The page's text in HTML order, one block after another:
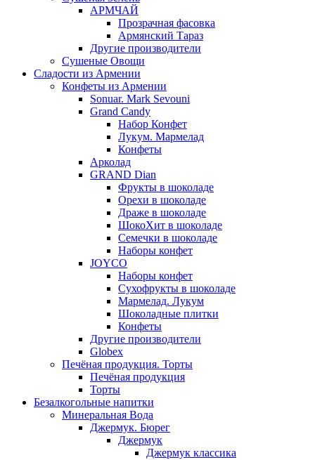
АРМЧАЙ
Прозрачная фасовка
Армянский Тараз
Другие производители
Сушеные Овощи
Сладости из Армении
Конфеты из Армении
Sonuar. Mark Sevouni
Grand Candy
Набор Конфет
Лукум. Мармелад
Конфеты
Арколад
GRAND Dian
Фрукты в шоколаде
Орехи в шоколаде
Драже в шоколаде
ШокоХит в шоколаде
Семечки в шоколаде
Наборы конфет
JOYCO
Наборы конфет
Сухофрукты в шоколаде
Мармелад. Лукум
Шоколадные плитки
Конфеты
Другие производители
Globex
Печёная продукция. Торты
Печёная продукция
Торты
Безалкогольные напитки
Минеральная Вода
Джермук. Бюрег
Джермук
Джермук классика